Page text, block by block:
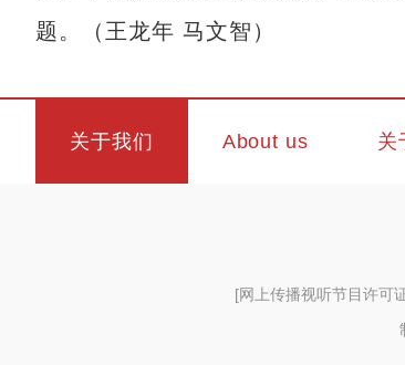
题。（王龙年 马文智）
关于我们 About us 关
[网上传播视听节目许可